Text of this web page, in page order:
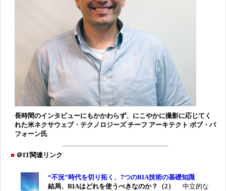
長時間のインタビューにもかかわらず、にこやかに撮影に応じてく
れた米ネクサウェブ・テクノロジーズ チーフ アーキテクト ボブ・バ
フォーン氏
■ ＠IT関連リンク
“不況”時代を切り拓く、7つのRIA技術の基礎知識
結局、RIAはどれを使うべきなのか？（2）
中立的な